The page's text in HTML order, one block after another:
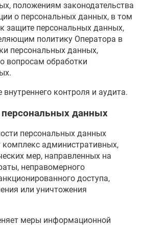
положениям законодательства
о персональных данных, в том
защите персональных данных,
политику Оператора в
персональных данных,
вопросам обработки
контроля и аудита.
персональных данных
персональных данных
комплекс административных,
мер, направленных на
неправомерного
доступа,
или уничтожения
меры информационной